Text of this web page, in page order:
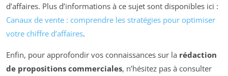
d’affaires. Plus d’informations à ce sujet sont disponibles ici :
Canaux de vente : comprendre les stratégies pour optimiser
votre chiffre d’affaires.
Enfin, pour approfondir vos connaissances sur la rédaction
de propositions commerciales, n’hésitez pas à consulter